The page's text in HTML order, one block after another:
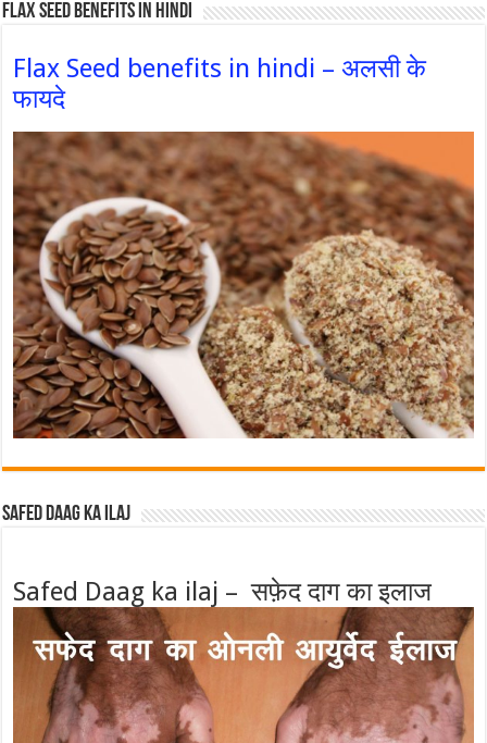
Flax Seed Benefits in hindi
Flax Seed benefits in hindi – अलसी के
फायदे
Safed Daag ka ilaj
Safed Daag ka ilaj – सफ़ेद दाग का इलाज